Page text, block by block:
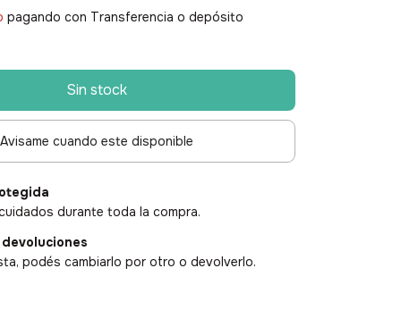
pagando con Transferencia o depósito
Avisame cuando este disponible
durante toda la compra.
podés cambiarlo por otro o devolverlo.